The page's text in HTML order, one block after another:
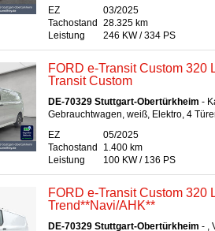
EZ
03/2025
Tachostand
28.325 km
Leistung
246 KW / 334 PS
FORD e-Transit Custom 320
Transit Custom
DE-70329 Stuttgart-Obertürkheim -
Gebrauchtwagen, weiß, Elektro, 4
EZ
05/2025
Tachostand
1.400 km
Leistung
100 KW / 136 PS
FORD e-Transit Custom 320
Trend**Navi/AHK**
DE-70329 Stuttgart-Obertürkheim - ,